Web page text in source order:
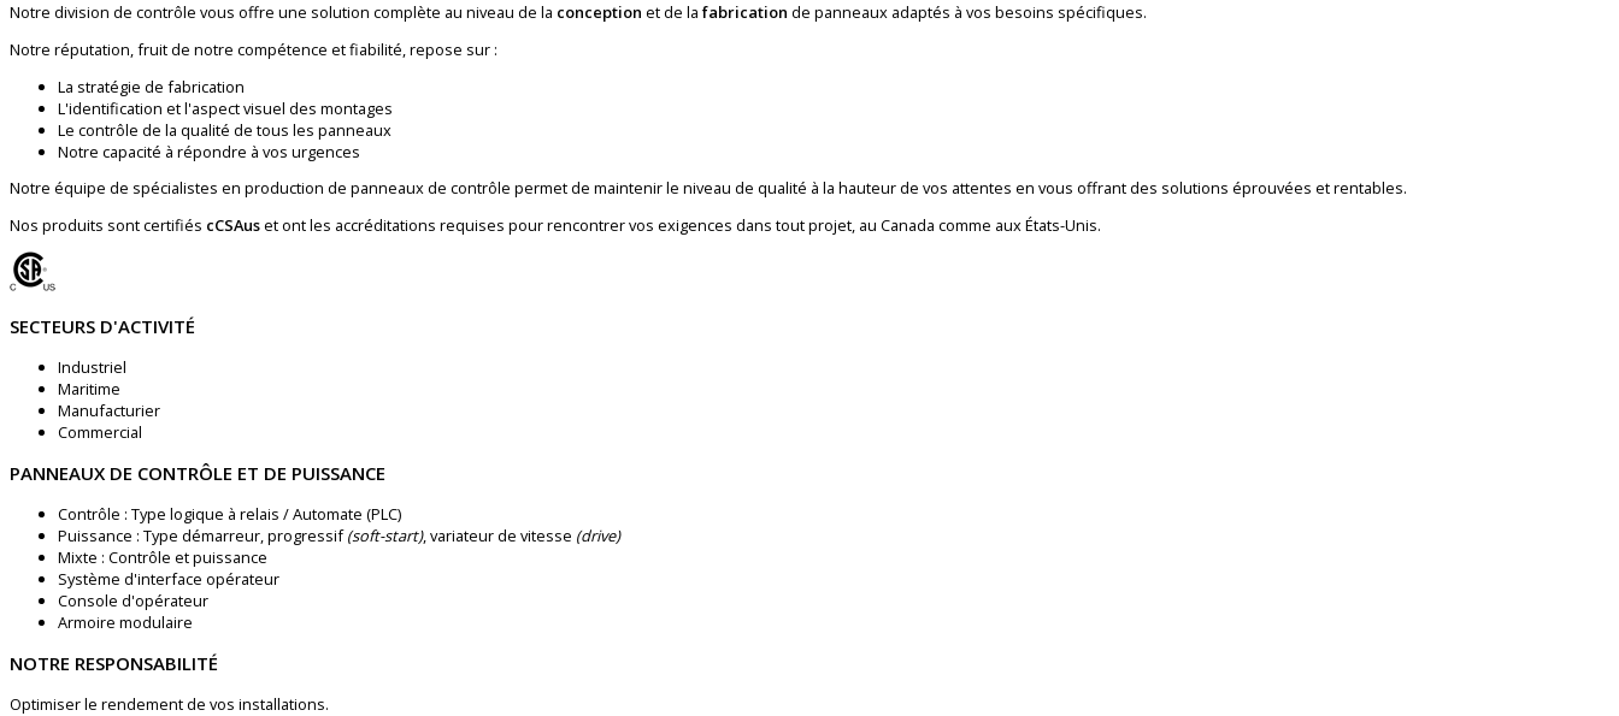
Notre division de contrôle vous offre une solution complète au niveau de la conception et de la fabrication de panneaux adaptés à vos besoins spécifiques.
Notre réputation, fruit de notre compétence et fiabilité, repose sur :
La stratégie de fabrication
L'identification et l'aspect visuel des montages
Le contrôle de la qualité de tous les panneaux
Notre capacité à répondre à vos urgences
Notre équipe de spécialistes en production de panneaux de contrôle permet de maintenir le niveau de qualité à la hauteur de vos attentes en vous offrant des solutions éprouvées et rentables.
Nos produits sont certifiés cCSAuset ont les accréditations requises pour rencontrer vos exigences dans tout projet, au Canada comme aux États-Unis.
SECTEURS D'ACTIVITÉ
Industriel
Maritime
Manufacturier
Commercial
PANNEAUX DE CONTRÔLE ET DE PUISSANCE
Contrôle : Type logique à relais / Automate (PLC)
Puissance : Type démarreur, progressif(soft-start), variateur de vitesse (drive)
Mixte : Contrôle et puissance
Système d'interface opérateur
Console d'opérateur
Armoire modulaire
NOTRE RESPONSABILITÉ
Optimiser le rendement de vos installations.